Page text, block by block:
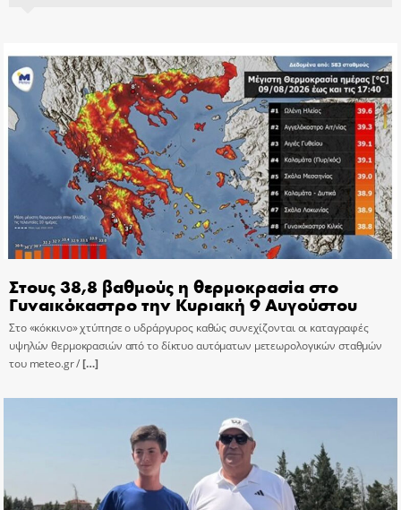
Στους 38,8 βαθμούς η θερμοκρασία στο
Γυναικόκαστρο την Κυριακή 9 Αυγούστου
Στο «κόκκινο» χτύπησε ο υδράργυρος καθώς συνεχίζονται οι καταγραφές
υψηλών θερμοκρασιών από το δίκτυο αυτόματων μετεωρολογικών σταθμών
του meteo.gr /[…]